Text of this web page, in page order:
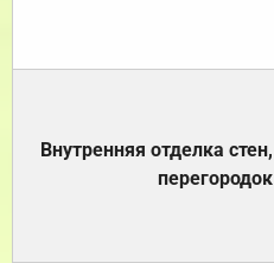
Внутренняя отделка стен,
перегородок